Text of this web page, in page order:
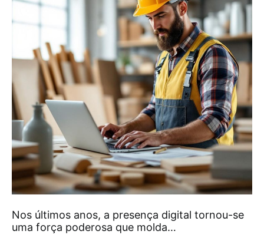
Nos últimos anos, a presença digital tornou-se
uma força poderosa que molda…